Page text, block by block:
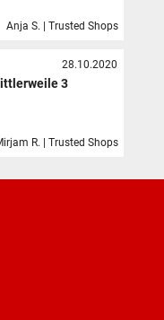
Anja S. | Trusted Shops
28.10.2020
3
R. | Trusted Shops